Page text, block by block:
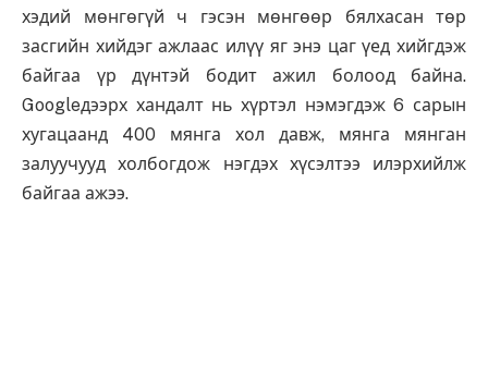
хэдий мөнгөгүй ч гэсэн мөнгөөр бялхасан төр
засгийн хийдэг ажлаас илүү яг энэ цаг үед хийгдэж
байгаа үр дүнтэй бодит ажил болоод байна.
Googleдээрх хандалт нь хүртэл нэмэгдэж 6 сарын
хугацаанд 400 мянга хол давж, мянга мянган
залуучууд холбогдож нэгдэх хүсэлтээ илэрхийлж
байгаа ажээ.